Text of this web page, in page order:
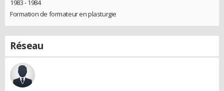
1983 - 1984
Formation de formateur en plasturgie
Réseau